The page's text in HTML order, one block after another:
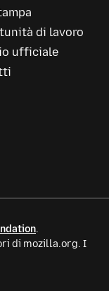
di lavoro
ufficiale
.
di mozilla.org. I